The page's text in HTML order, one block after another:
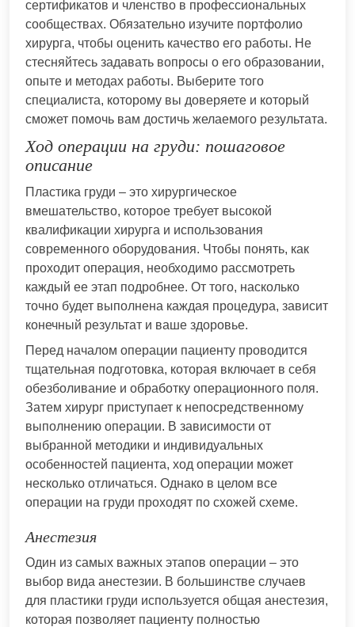
сертификатов и членство в профессиональных
сообществах. Обязательно изучите портфолио
хирурга, чтобы оценить качество его работы. Не
стесняйтесь задавать вопросы о его образовании,
опыте и методах работы. Выберите того
специалиста, которому вы доверяете и который
сможет помочь вам достичь желаемого результата.
Ход операции на груди: пошаговое
описание
Пластика груди – это хирургическое
вмешательство, которое требует высокой
квалификации хирурга и использования
современного оборудования. Чтобы понять, как
проходит операция, необходимо рассмотреть
каждый ее этап подробнее. От того, насколько
точно будет выполнена каждая процедура, зависит
конечный результат и ваше здоровье.
Перед началом операции пациенту проводится
тщательная подготовка, которая включает в себя
обезболивание и обработку операционного поля.
Затем хирург приступает к непосредственному
выполнению операции. В зависимости от
выбранной методики и индивидуальных
особенностей пациента, ход операции может
несколько отличаться. Однако в целом все
операции на груди проходят по схожей схеме.
Анестезия
Один из самых важных этапов операции – это
выбор вида анестезии. В большинстве случаев
для пластики груди используется общая анестезия,
которая позволяет пациенту полностью